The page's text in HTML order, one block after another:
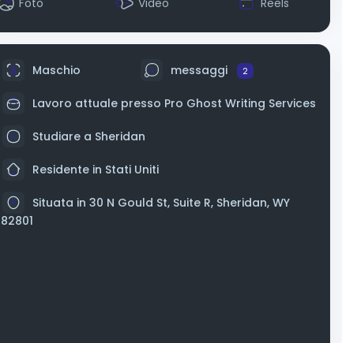
Foto Video Reels
Maschio messaggi 2
Lavoro attuale presso Pro Ghost Writing Services
Studiare a Sheridan
Residente in Stati Uniti
Situata in 30 N Gould St, Suite R, Sheridan, WY
82801